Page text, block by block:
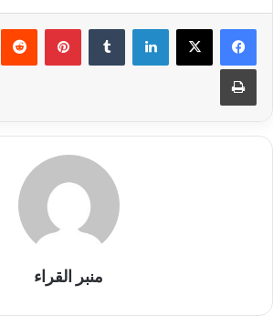
لينكدإن بينتيريست
طباعة
منبر القراء